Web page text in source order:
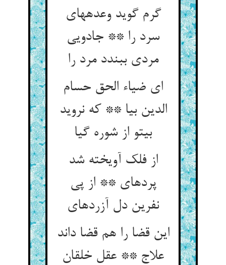
گرم گوید وعده‏های
سرد را ** جادویی
مردی ببندد مرد را
ای ضیاء الحق حسام
الدین بیا ** که نروید
بی‏تو از شوره گیا
از فلک آویخته شد
پرده‏ای ** از پی
نفرین دل آزرده‏ای‏
این قضا را هم قضا داند
علاج ** عقل خلقان